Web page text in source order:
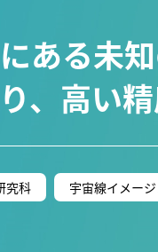
ある未
、高い
究科 宇宙線イメー